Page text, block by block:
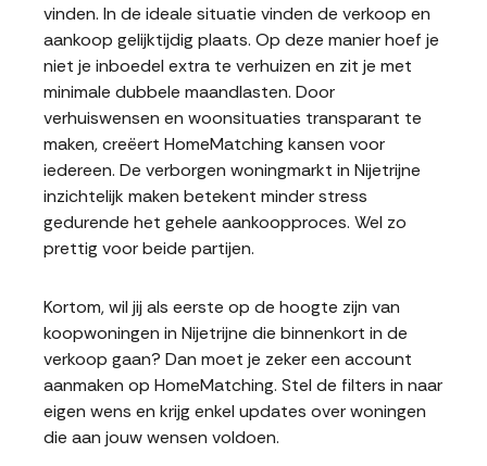
vinden. In de ideale situatie vinden de verkoop en
aankoop gelijktijdig plaats. Op deze manier hoef je
niet je inboedel extra te verhuizen en zit je met
minimale dubbele maandlasten. Door
verhuiswensen en woonsituaties transparant te
maken, creëert HomeMatching kansen voor
iedereen. De verborgen woningmarkt in Nijetrijne
inzichtelijk maken betekent minder stress
gedurende het gehele aankoopproces. Wel zo
prettig voor beide partijen.
Kortom, wil jij als eerste op de hoogte zijn van
koopwoningen in Nijetrijne die binnenkort in de
verkoop gaan? Dan moet je zeker een account
aanmaken op HomeMatching. Stel de filters in naar
eigen wens en krijg enkel updates over woningen
die aan jouw wensen voldoen.